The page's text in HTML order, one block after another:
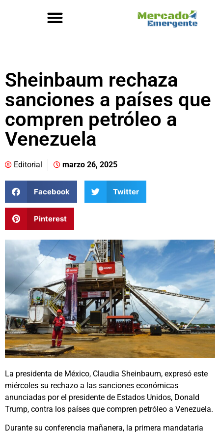
Sheinbaum rechaza
sanciones a países que
compren petróleo a
Venezuela
Editorial marzo 26, 2025
Facebook Twitter
Pinterest
La presidenta de México, Claudia Sheinbaum, expresó este
miércoles su rechazo a las sanciones económicas
anunciadas por el presidente de Estados Unidos, Donald
Trump, contra los países que compren petróleo a Venezuela.
Durante su conferencia mañanera, la primera mandataria